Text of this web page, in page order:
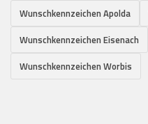
Wunschkennzeichen Apolda
Wunschkennzeichen Eisenach
Wunschkennzeichen Worbis